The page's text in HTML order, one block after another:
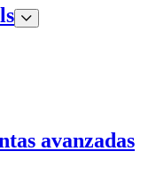
avanzadas